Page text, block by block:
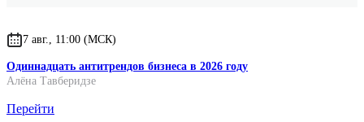
7 авг., 11:00 (МСК)
Одиннадцать антитрендов бизнеса в 2026 году
Алёна Тавберидзе
Перейти